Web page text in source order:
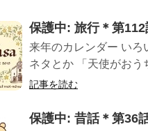
保護中: 旅行＊第
来年のカレンダー いろ
ネタとか 「天使がおう
記事を読む
保護中: 昔話＊第36